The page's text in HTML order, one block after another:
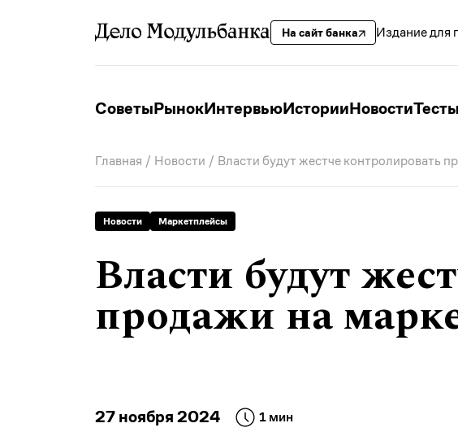
На сайт банка Издание для
СоветыРынокИнтервьюИсторииНовостиТесты
Главная / Новости / Власти будут жестче контролировать
Новости Маркетплейсы
Власти будут
продажи на
27 ноября 2024 1 мин